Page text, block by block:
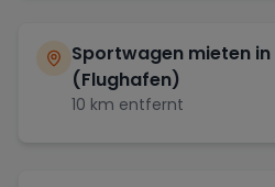
Sportwagen mieten in
(Flughafen)
10 km entfernt